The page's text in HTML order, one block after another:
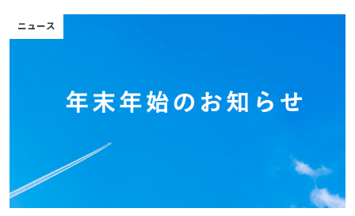
ニュース